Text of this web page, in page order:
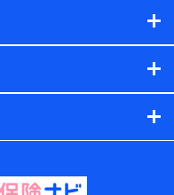
ーザー登録受付および
保険会社・提携会社の
め